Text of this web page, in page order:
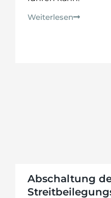
Weiterlesen
Abschaltung